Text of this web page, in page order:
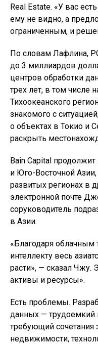
Real Estate. «У вас
ему не видно, а
ограниченным, и
По словам Лафлина,
до 3 миллиардов
центров обработки
трех лет, в том числе
Тихоокеанского
знакомого с
о объектах в Токио и
раскрыть
Bain Capital
и Юго-Восточной
развитых регионах в
электронной почте
соруководитель
в Азии.
«Благодаря облачным
интеллекту весь
расти», — сказал Чжу.
активы и ресурсы».
Есть проблемы.
данных — трудоемкий
требующий сочетания
недвижимости,